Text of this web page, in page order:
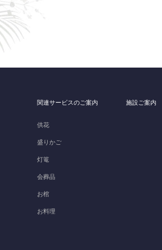
関連サービスのご案内
供花
盛りかご
灯篭
会葬品
お棺
お料理
施設ご案内